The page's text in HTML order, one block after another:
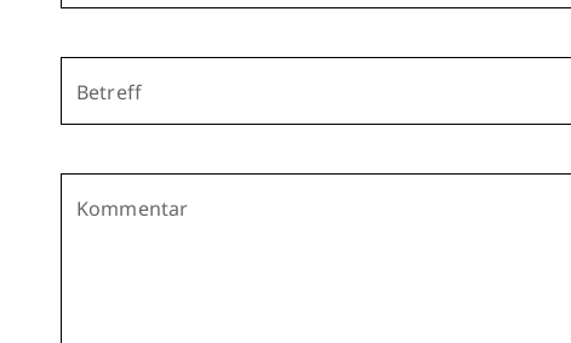
Betreff
Kommentar